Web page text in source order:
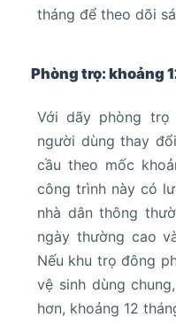
tháng để theo dõi
Phòng trọ: khoảng
Với dãy phòng
người dùng thay
cầu theo mốc
công trình này có
nhà dân thông
ngày thường cao
Nếu khu trọ đông
vệ sinh dùng
hơn, khoảng 12